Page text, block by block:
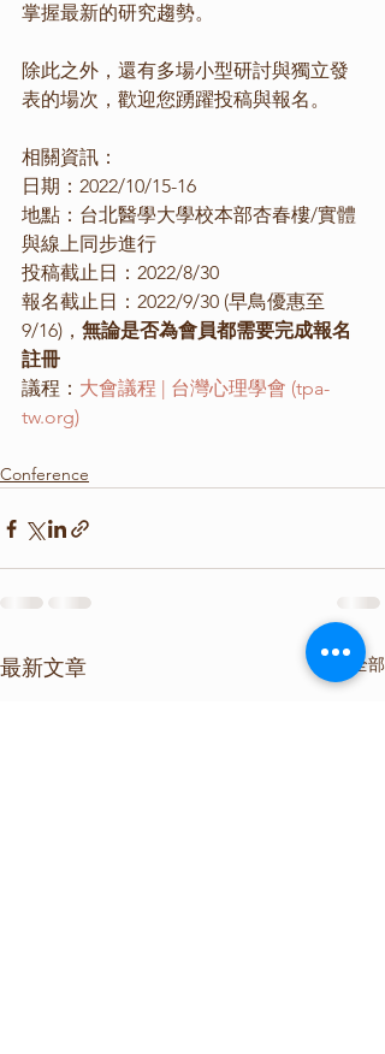
掌握最新的研究趨勢。
除此之外，還有多場小型研討與獨立發
表的場次，歡迎您踴躍投稿與報名。
相關資訊：
日期：2022/10/15-16
地點：台北醫學大學校本部杏春樓/實體
與線上同步進行
投稿截止日：2022/8/30
報名截止日：2022/9/30 (早鳥優惠至
9/16)， 無論是否為會員都需要完成報名
註冊
議程： 大會議程 | 台灣心理學會 (tpa-
tw.org)
Conference
最新文章 查看全部